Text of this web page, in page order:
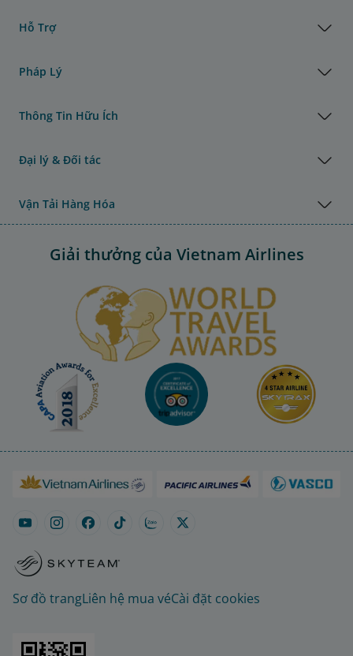
Hỗ Trợ
Pháp Lý
Thông Tin Hữu Ích
Đại lý & Đối tác
Vận Tải Hàng Hóa
Giải thưởng của Vietnam Airlines
Sơ đồ trangLiên hệ mua véCài đặt cookies